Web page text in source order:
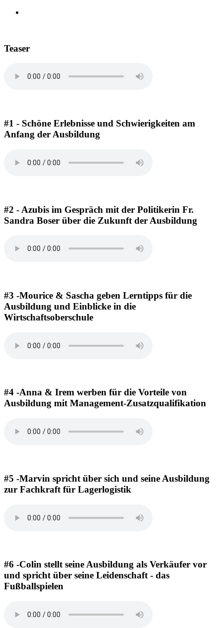
Teaser
#1 - Schöne Erlebnisse und Schwierigkeiten am
Anfang der Ausbildung
#2 - Azubis im Gespräch mit der Politikerin Fr.
Sandra Boser über die Zukunft der Ausbildung
#3 -Mourice & Sascha geben Lerntipps für die
Ausbildung und Einblicke in die
Wirtschaftsoberschule
#4 -Anna & Irem werben für die Vorteile von
Ausbildung mit Management-Zusatzqualifikation
#5 -Marvin spricht über sich und seine Ausbildung
zur Fachkraft für Lagerlogistik
#6 -Colin stellt seine Ausbildung als Verkäufer vor
und spricht über seine Leidenschaft - das
Fußballspielen